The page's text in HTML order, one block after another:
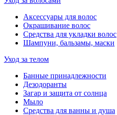
Аксессуары для волос
Окрашивание волос
Средства для укладки волос
Шампуни, бальзамы, маски
Уход за телом
Банные принадлежности
Дезодоранты
Загар и защита от солнца
Мыло
Средства для ванны и душа